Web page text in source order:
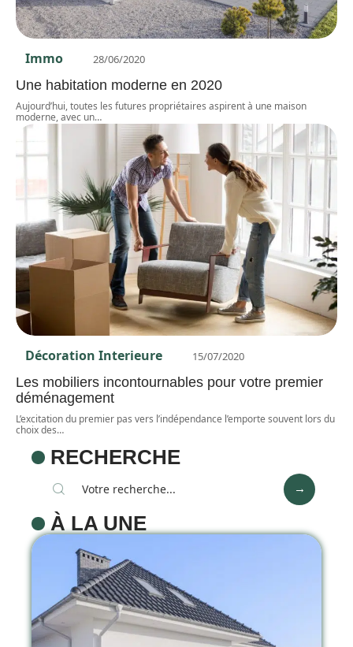
Immo 28/06/2020
Une habitation moderne en 2020
Aujourd’hui, toutes les futures propriétaires aspirent à une maison
moderne, avec un…
Décoration Interieure 15/07/2020
Les mobiliers incontournables pour votre premier
déménagement
L’excitation du premier pas vers l’indépendance l’emporte souvent lors du
choix des…
RECHERCHE
À LA UNE